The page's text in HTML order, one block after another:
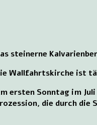
steinerne
Wallfahrtskirche ist
ersten Sonntag im
die durch die